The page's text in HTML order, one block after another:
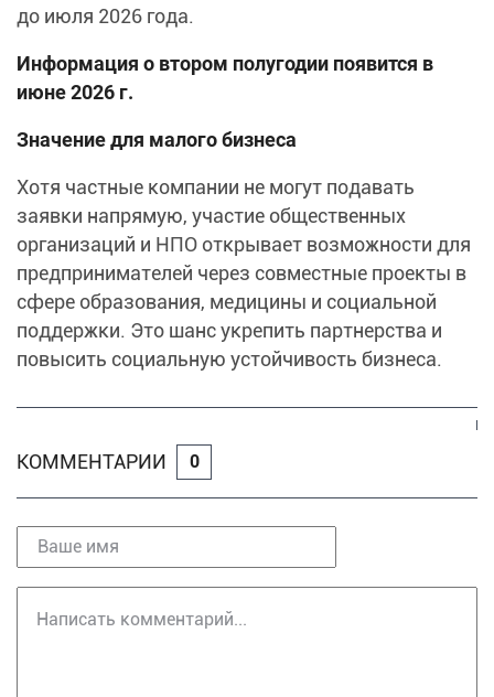
до июля 2026 года.
Информация о втором полугодии появится в
июне 2026 г.
Значение для малого бизнеса
Хотя частные компании не могут подавать
заявки напрямую, участие общественных
организаций и НПО открывает возможности для
предпринимателей через совместные проекты в
сфере образования, медицины и социальной
поддержки. Это шанс укрепить партнерства и
повысить социальную устойчивость бизнеса.
КОММЕНТАРИИ 0